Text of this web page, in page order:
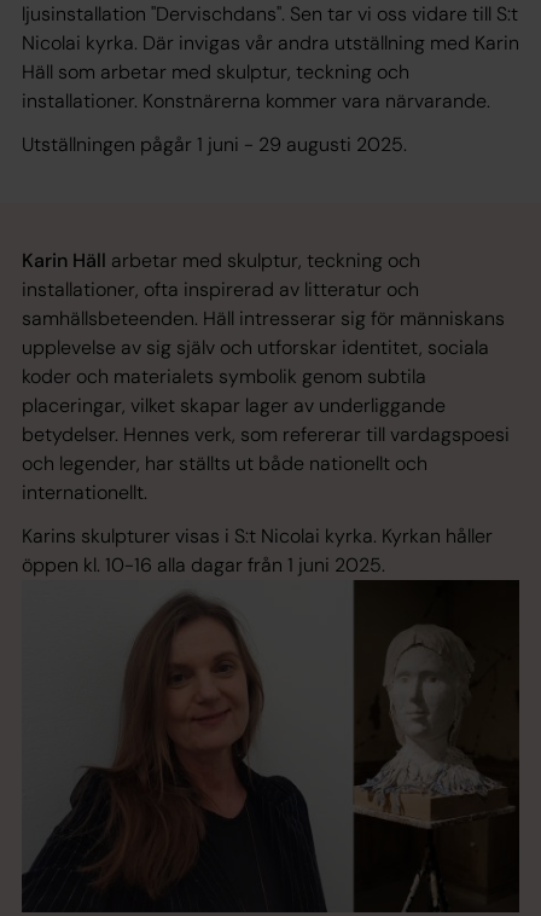
ljusinstallation "Dervischdans". Sen tar vi oss vidare till S:t
Nicolai kyrka. Där invigas vår andra utställning med Karin
Häll som arbetar med skulptur, teckning och
installationer. Konstnärerna kommer vara närvarande.
Utställningen pågår 1 juni - 29 augusti 2025.
Karin Häll arbetar med skulptur, teckning och
installationer, ofta inspirerad av litteratur och
samhällsbeteenden. Häll intresserar sig för människans
upplevelse av sig själv och utforskar identitet, sociala
koder och materialets symbolik genom subtila
placeringar, vilket skapar lager av underliggande
betydelser. Hennes verk, som refererar till vardagspoesi
och legender, har ställts ut både nationellt och
internationellt.
Karins skulpturer visas i S:t Nicolai kyrka. Kyrkan håller
öppen kl. 10-16 alla dagar från 1 juni 2025.